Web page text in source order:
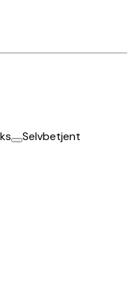
Selvbetjent